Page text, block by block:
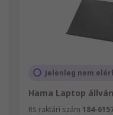
Jelenleg nem
Hama Laptop
RS raktári szám 184-